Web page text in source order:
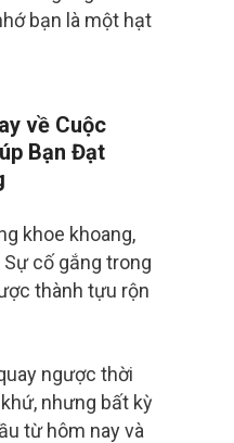
bạn là một hạt
về Cuộc
Bạn Đạt
khoe khoang,
cố gắng trong
thành tựu rộn
ngược thời
nhưng bất kỳ
từ hôm nay và